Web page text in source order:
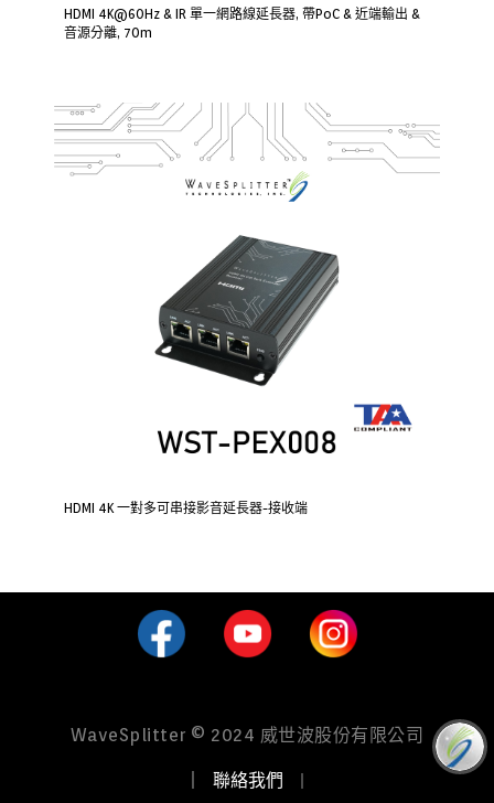
HDMI 4K@60Hz & IR 單一網路線延長器, 帶PoC & 近端輸出 &
音源分離, 70m
HDMI 4K 一對多可串接影音延長器-接收端
WaveSplitter © 2024 威世波股份有限公司
聯絡我們